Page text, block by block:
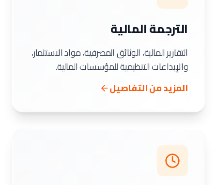
الترجمة المالية
التقارير المالية، الوثائق المصرفية، مواد الاستثمار،
والإيداعات التنظيمية للمؤسسات المالية.
المزيد من التفاصيل